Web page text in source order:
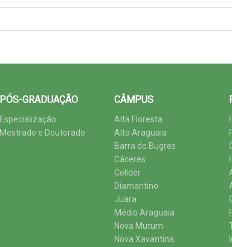
PÓS-GRADUAÇÃO
Especialização
Mestrado e Doutorado
CÂMPUS
Alta Floresta
Alto Araguaia
Barra do Bugres
Cáceres
Colíder
Diamantino
Juara
Médio Araguaia
Nova Mutum
Nova Xavantina